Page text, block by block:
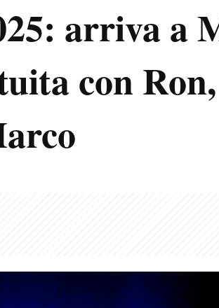
arriva a
con